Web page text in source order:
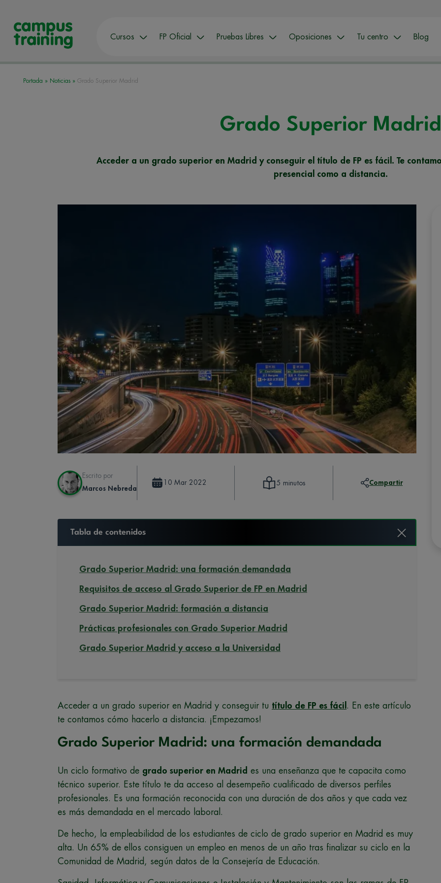
Cursos FP Oficial Pruebas Libres Oposiciones Tu centro Blog
Portada » Noticias » Grado Superior Madrid
Grado Superior Madrid
Acceder a un grado superior en Madrid y conseguir el título de FP es fácil. Te
presencial como a distancia.
Escrito por
Marcos Nebreda
10 Mar 2022 5 minutos Compartir
Tabla de contenidos
Grado Superior Madrid: una formación demandada
Requisitos de acceso al Grado Superior de FP en Madrid
Grado Superior Madrid: formación a distancia
Prácticas profesionales con Grado Superior Madrid
Grado Superior Madrid y acceso a la Universidad
Acceder a un grado superior en Madrid y conseguir tu título de FP es fácil . En este artículo
te contamos cómo hacerlo a distancia. ¡Empezamos!
Grado Superior Madrid: una formación demandada
Un ciclo formativo de grado superior en Madrid es una enseñanza que te capacita como
técnico superior. Este título te da acceso al desempeño cualificado de diversos perfiles
profesionales. Es una formación reconocida con una duración de dos años y que cada vez
es más demandada en el mercado laboral.
De hecho, la empleabilidad de los estudiantes de ciclo de grado superior en Madrid es muy
alta. Un 65% de ellos consiguen un empleo en menos de un año tras finalizar su ciclo en la
Comunidad de Madrid, según datos de la Consejería de Educación.